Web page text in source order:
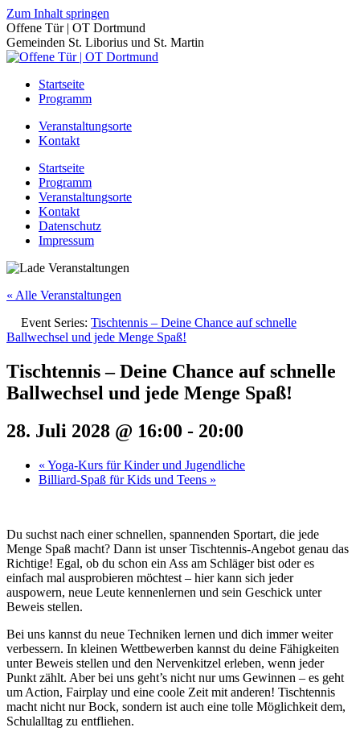
Zum Inhalt springen
Offene Tür | OT Dortmund
Gemeinden St. Liborius und St. Martin
Startseite
Programm
Veranstaltungsorte
Kontakt
Startseite
Programm
Veranstaltungsorte
Kontakt
Datenschutz
Impressum
« Alle Veranstaltungen
Event Series: Tischtennis – Deine Chance auf schnelle
Ballwechsel und jede Menge Spaß!
Tischtennis – Deine Chance auf schnelle
Ballwechsel und jede Menge Spaß!
28. Juli 2028 @ 16:00 - 20:00
« Yoga-Kurs für Kinder und Jugendliche
Billiard-Spaß für Kids und Teens »
Du suchst nach einer schnellen, spannenden Sportart, die jede
Menge Spaß macht? Dann ist unser Tischtennis-Angebot genau das
Richtige! Egal, ob du schon ein Ass am Schläger bist oder es
einfach mal ausprobieren möchtest – hier kann sich jeder
auspowern, neue Leute kennenlernen und sein Geschick unter
Beweis stellen.
Bei uns kannst du neue Techniken lernen und dich immer weiter
verbessern. In kleinen Wettbewerben kannst du deine Fähigkeiten
unter Beweis stellen und den Nervenkitzel erleben, wenn jeder
Punkt zählt. Aber bei uns geht’s nicht nur ums Gewinnen – es geht
um Action, Fairplay und eine coole Zeit mit anderen! Tischtennis
macht nicht nur Bock, sondern ist auch eine tolle Möglichkeit dem,
Schulalltag zu entfliehen.